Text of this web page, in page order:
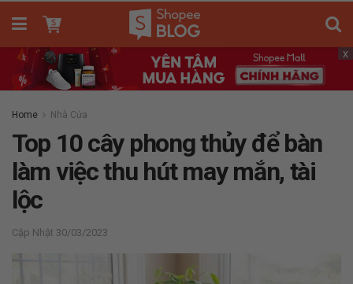
x
Home Nhà Cửa
Top 10 cây phong thủy để bàn
làm việc thu hút may mắn, tài
lộc
30/03/2023